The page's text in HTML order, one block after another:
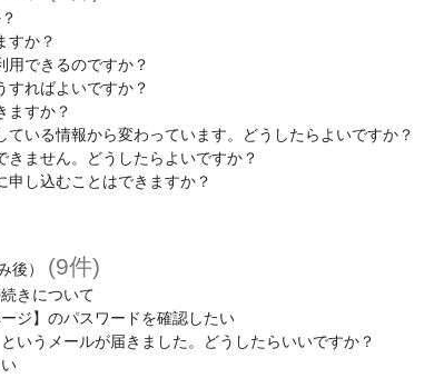
すか？
用できるのですか？
すればよいですか？
ますか？
いる情報から変わっています。どうしたらよいですか？
ません。どうしたらよいですか？
申し込むことはできますか？
後） (9件)
きについて
ジ】のパスワードを確認したい
いうメールが届きました。どうしたらいいですか？